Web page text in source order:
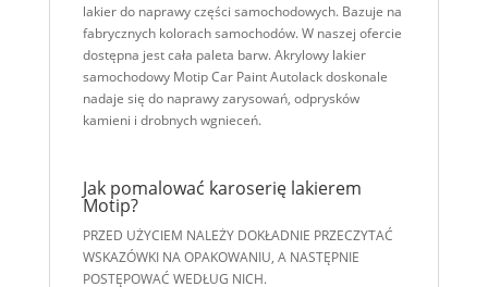
lakier do naprawy części samochodowych. Bazuje na
fabrycznych kolorach samochodów. W naszej ofercie
dostępna jest cała paleta barw. Akrylowy lakier
samochodowy Motip Car Paint Autolack doskonale
nadaje się do naprawy zarysowań, odprysków
kamieni i drobnych wgnieceń.
Jak pomalować karoserię lakierem
Motip?
PRZED UŻYCIEM NALEŻY DOKŁADNIE PRZECZYTAĆ
WSKAZÓWKI NA OPAKOWANIU, A NASTĘPNIE
POSTĘPOWAĆ WEDŁUG NICH.